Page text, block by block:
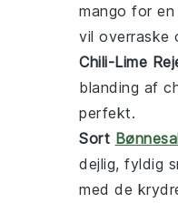
mango for en
vil overraske
Chili-Lime
blanding af
perfekt.
Sort
dejlig, fyldig
med de